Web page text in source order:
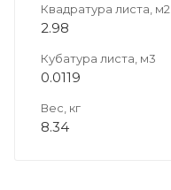
Квадратура листа, м2
2.98
Кубатура листа, м3
0.0119
Вес, кг
8.34